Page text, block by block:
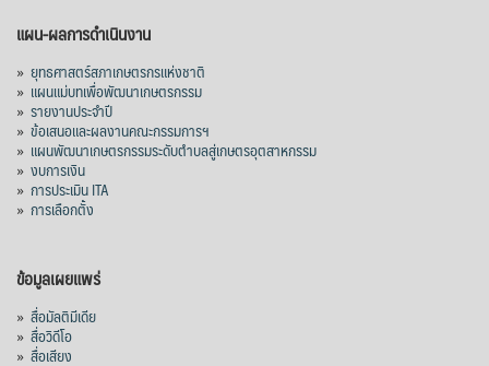
View on Facebook
สภาเกษตรกรแห่งชาติ
2 days ago
คณะรัฐมนตรี อนุมัติโครงการอ่างเก็บน้ำ
คลองวังโตนด วงเงิน 7,200 ล้านบาท สะท้อน
ผลสำเร็จการผลักดันข้อเสนอเชิงนโยบายของ
เมื่อวันที่ 5 สิงหาคม 2569 คณะรัฐมนตรีมีมติ
อนุมัติโครงการอ่างเก็บน้ำคลองวังโตนด
จังหวัดจันทบุรี กรอบวงเงิน 7,200 ล้านบาท
กำหนดระยะเวลาดำเนินงาน 7 ปี (พ.ศ. 2570–
แผน-ผลการดำเนินงาน
» ยุทธศาสตร์สภาเกษตรกรแห่งชาติ
» แผนแม่บทเพื่อพัฒนาเกษตรกรรม
» รายงานประจำปี
» ข้อเสนอและผลงานคณะกรรมการฯ
» แผนพัฒนาเกษตรกรรมระดับตำบลสู่เกษตรอุตสาหกรรม
» งบการเงิน
» การประเมิน ITA
» การเลือกตั้ง
ข้อมูลเผยแพร่
» สื่อมัลติมีเดีย
» สื่อวิดีโอ
» สื่อเสียง